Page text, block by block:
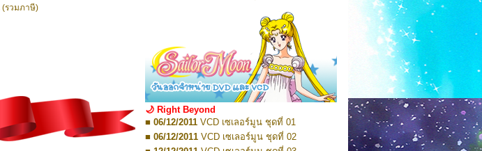
(รวมภาษี)
Pretty Guardian Sailor Moon Eternal
Pretty Guardian Sailor Moon Eternal
Edition 10
■ TBA 2026Code Name: Sailor V 1
■ TBA 2026Code Name: Sailor V 2
VCD เซเลอร์มูน คริสตัล VOL.9
VCD เซเลอร์มูน คริสตัล VOL.10
■ 10/08/2016
VCD เซเลอร์มูน คริสตัล VOL.11
■ 10/08/2016VCD เซเลอร์มูน คริสตัล VOL.12
■ 17/08/2016VCD เซเลอร์มูน คริสตัล VOL.13
■ 26/05/2016 DVD เซเลอร์มูน คริสตัล VOL.1
■ 08/07/2016DVD เซเลอร์มูน คริสตัล VOL.2
■ 19/08/2016 DVD เซเลอร์มูน คริสตัล VOL.3
■ 08/09/2016 DVD เซเลอร์มูน คริสตัล VOL.4
🌙 Right Beyond
■ 06/12/2011 VCD เซเลอร์มูน ชุดที่ 01
■ 06/12/2011 VCD เซเลอร์มูน ชุดที่ 02